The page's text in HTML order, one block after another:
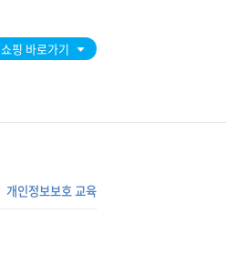
쇼핑 바로가기
개인정보보호 교육